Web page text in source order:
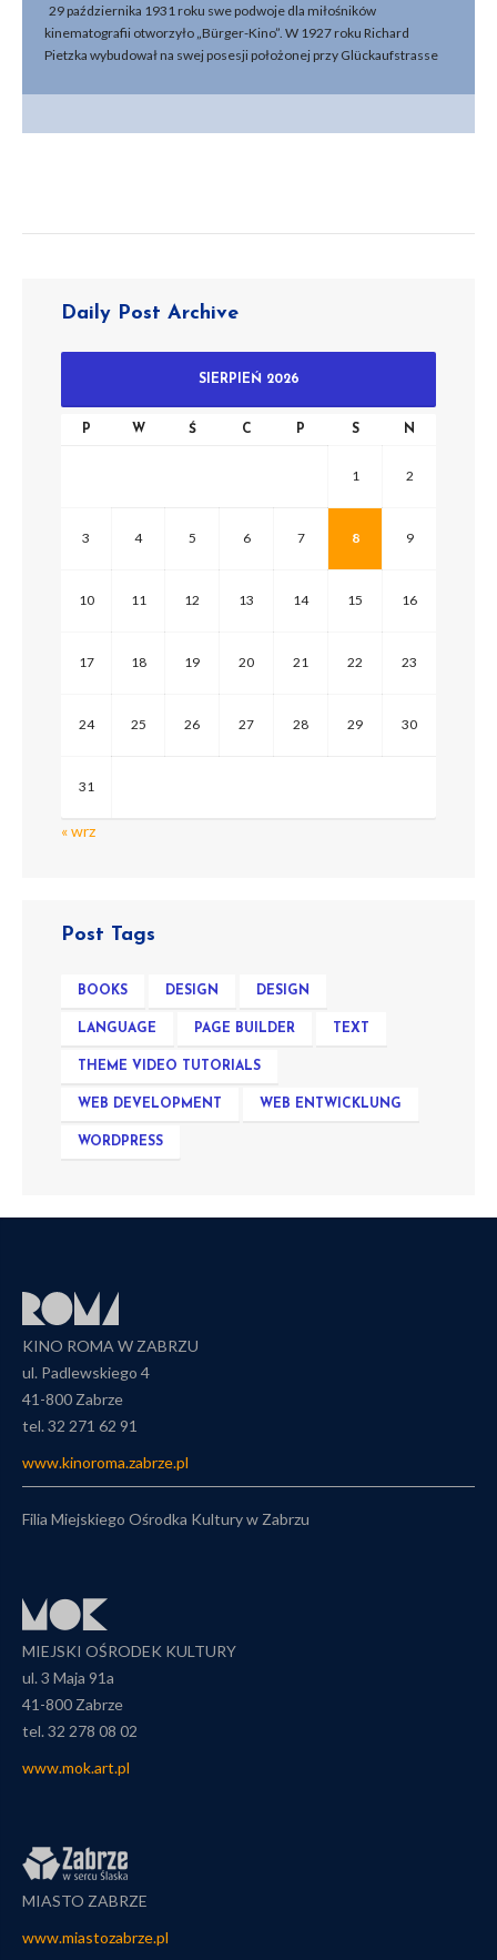
29 października 1931 roku swe podwoje dla miłośników
kinematografii otworzyło „Bürger-Kino”. W 1927 roku Richard
Pietzka wybudował na swej posesji położonej przy Glückaufstrasse
znajdującą się na parterze. Cztery lata później, Oskar Schmidt
listopada 1931 roku jako drugi współwłaściciel kina pojawia się Alfred
początku lat 30. XX wieku, również bytomskiego kina „Deli”. Z kolei w
kwietniu 1932 roku właścicielem kina była spółka „Brylski & Co.” W
roku właścicielami zarejestrowanej sądownie firmy „Bürger-Kino,
Galwas & Brylski” byli Eleonore Galwas i Paul Brylski. Te same
nazwiska, choć bez podania imion, wymieniają obie wspomniane już
Daily Post Archive
SIERPIEŃ 2026
P W Ś C P S N
1 2
3 4 5 6 7 8 9
10 11 12 13 14 15 16
17 18 19 20 21 22 23
24 25 26 27 28 29 30
31
« wrz
Post Tags
BOOKS DESIGN DESIGN
LANGUAGE PAGE BUILDER TEXT
THEME VIDEO TUTORIALS
WEB DEVELOPMENT WEB ENTWICKLUNG
WORDPRESS
KINO ROMA W ZABRZU
ul. Padlewskiego 4
41-800 Zabrze
tel. 32 271 62 91
www.kinoroma.zabrze.pl
Filia Miejskiego Ośrodka Kultury w Zabrzu
MIEJSKI OŚRODEK KULTURY
ul. 3 Maja 91a
41-800 Zabrze
tel. 32 278 08 02
www.mok.art.pl
MIASTO ZABRZE
www.miastozabrze.pl